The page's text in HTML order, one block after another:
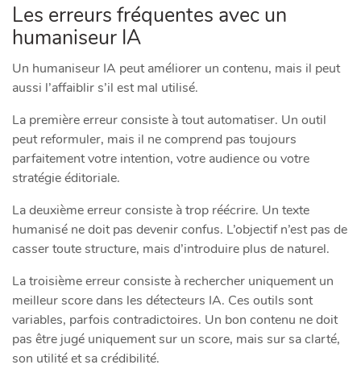
Les erreurs fréquentes avec un
humaniseur IA
Un humaniseur IA peut améliorer un contenu, mais il peut
aussi l’affaiblir s’il est mal utilisé.
La première erreur consiste à tout automatiser. Un outil
peut reformuler, mais il ne comprend pas toujours
parfaitement votre intention, votre audience ou votre
stratégie éditoriale.
La deuxième erreur consiste à trop réécrire. Un texte
humanisé ne doit pas devenir confus. L’objectif n’est pas de
casser toute structure, mais d’introduire plus de naturel.
La troisième erreur consiste à rechercher uniquement un
meilleur score dans les détecteurs IA. Ces outils sont
variables, parfois contradictoires. Un bon contenu ne doit
pas être jugé uniquement sur un score, mais sur sa clarté,
son utilité et sa crédibilité.